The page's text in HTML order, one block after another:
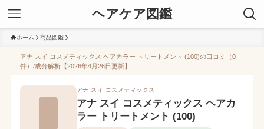
ヘアケア図鑑
ホーム 商品図鑑
アナ スイ コスメティックス ヘアカラー トリートメント (100)の口コミ（0
件）/成分解析【2026年4月26日更新】
アナ スイ コスメティックス
アナ スイ コスメティックス ヘアカ
ラー トリートメント (100)